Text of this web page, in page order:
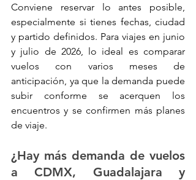
Conviene reservar lo antes posible,
especialmente si tienes fechas, ciudad
y partido definidos. Para viajes en junio
y julio de 2026, lo ideal es comparar
vuelos con varios meses de
anticipación, ya que la demanda puede
subir conforme se acerquen los
encuentros y se confirmen más planes
de viaje.
¿Hay más demanda de vuelos
a CDMX, Guadalajara y